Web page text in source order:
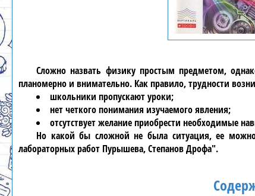
Сложно назвать физикупростым предметом,
планомерно и внимательно. Как правило, трудности
школьники пропускают уроки;
нет четкого понимания изучаемого явления;
отсутствует желание приобрести необходимые
Но какой бы сложной не была ситуация, ее
лабораторных работ Пурышева, Степанов Дрофа".